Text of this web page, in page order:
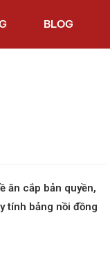
BLOG
ăn cắp bản quyền,
tính bảng nồi đồng